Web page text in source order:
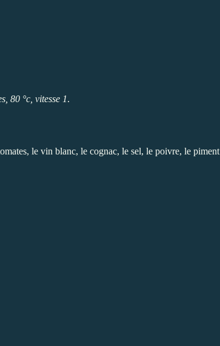
80 °c, vitesse 1.
le vin blanc, le cognac, le sel, le poivre, le piment